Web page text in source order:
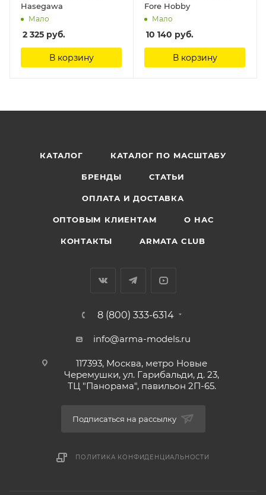
Hasegawa
Мало
2 325 руб.
В корзину
Fore Hobby
Мало
10 140 руб.
В корзину
КАТАЛОГ КАТАЛОГ ПО МАСШТАБУ
БРЕНДЫ СТАТЬИ
ОПЛАТА И ДОСТАВКА
ОПТОВЫМ КЛИЕНТАМ О НАС
КОНТАКТЫ ARMATA CLUB
8 (800) 333-6314
info@arma-models.ru
117393, Москва, метро Новые
Черемушки, ул. Гарибальди, д. 23,
ТЦ "Панорама", павильон 2П-65.
Подписаться на рассылку
ПОЛИТИКА КОНФИДЕНЦИАЛЬНОСТИ